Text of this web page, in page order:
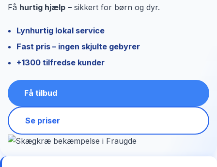
Få hurtig hjælp – sikkert for børn og dyr.
Lynhurtig lokal service
Fast pris – ingen skjulte gebyrer
+1300 tilfredse kunder
Få tilbud
Se priser